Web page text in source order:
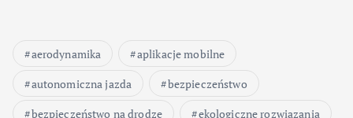
aerodynamika
aplikacje mobilne
autonomiczna jazda
bezpieczeństwo
bezpieczeństwo na drodze
ekologiczne rozwiązania